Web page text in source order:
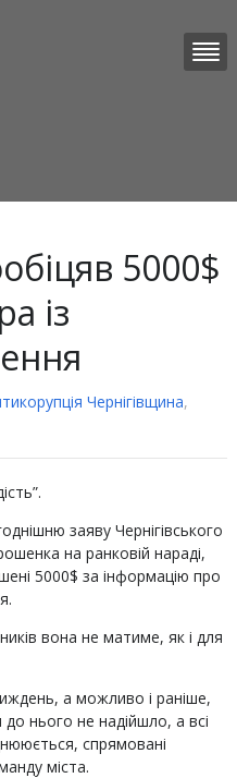
5000$
із
Чернігівщина,
заяву Чернігівського
на ранковій нараді,
5000$ за інформацію про
вона не матиме, як і для
а можливо і раніше,
нього не надійшло, а всі
спрямовані
міста.